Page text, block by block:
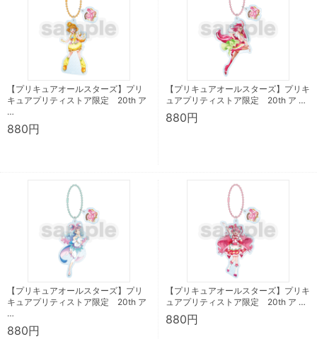
【プリキュアオールスターズ】プリ
キュアプリティストア限定 20th ア
…
880円
【プリキュアオールスターズ】プリキ
ュアプリティストア限定 20th ア …
880円
【プリキュアオールスターズ】プリ
キュアプリティストア限定 20th ア
…
880円
【プリキュアオールスターズ】プリキ
ュアプリティストア限定 20th ア …
880円